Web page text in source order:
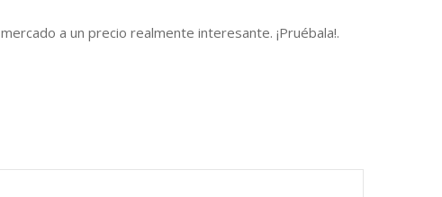
a un precio realmente interesante. ¡Pruébala!.